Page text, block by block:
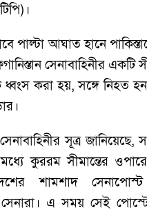
পাল্টা আঘাত হানে
সেনাবাহিনীর একটি
ধ্বংস করা হয়, সঙ্গে নিহত
সেনাবাহিনীর সূত্র
কুররম সীমান্তের
শামশাদ
সেনারা। এ সময় সেই